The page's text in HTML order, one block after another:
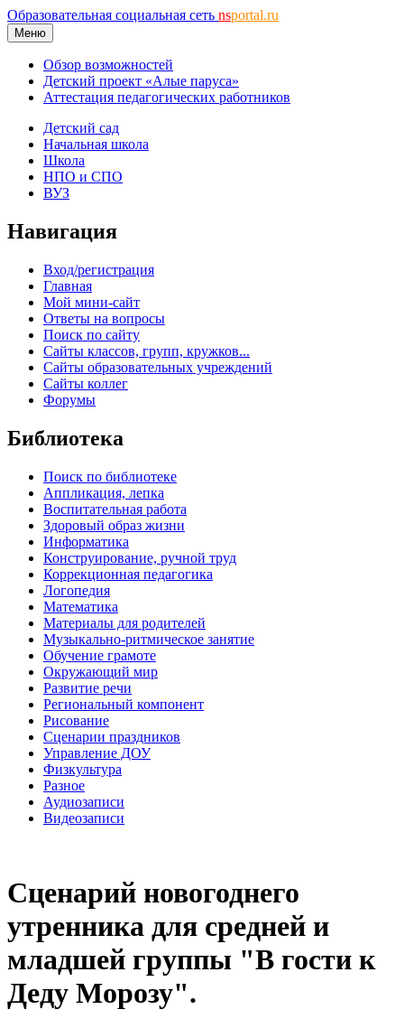
Образовательная социальная сеть nsportal.ru
Меню
Обзор возможностей
Детский проект «Алые паруса»
Аттестация педагогических работников
Детский сад
Начальная школа
Школа
НПО и СПО
ВУЗ
Навигация
Вход/регистрация
Главная
Мой мини-сайт
Ответы на вопросы
Поиск по сайту
Сайты классов, групп, кружков...
Сайты образовательных учреждений
Сайты коллег
Форумы
Библиотека
Поиск по библиотеке
Аппликация, лепка
Воспитательная работа
Здоровый образ жизни
Информатика
Конструирование, ручной труд
Коррекционная педагогика
Логопедия
Математика
Материалы для родителей
Музыкально-ритмическое занятие
Обучение грамоте
Окружающий мир
Развитие речи
Региональный компонент
Рисование
Сценарии праздников
Управление ДОУ
Физкультура
Разное
Аудиозаписи
Видеозаписи
Сценарий новогоднего
утренника для средней и
младшей группы "В гости к
Деду Морозу".